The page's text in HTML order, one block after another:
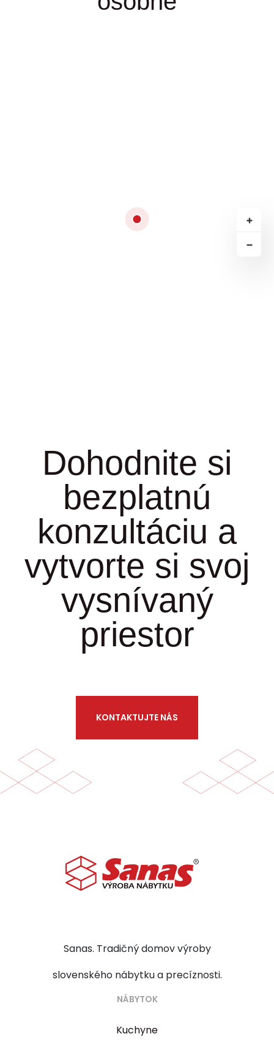
Dohodnite si
bezplatnú
konzultáciu a
vytvorte si svoj
vysnívaný
priestor
KONTAKTUJTE NÁS
Sanas. Tradičný domov výroby
slovenského nábytku a precíznosti.
NÁBYTOK
Kuchyne